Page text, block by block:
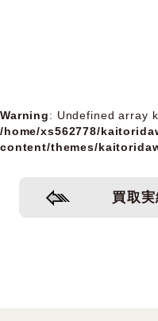
Warning: Undefined array
/home/xs562778/
content/themes/
買取